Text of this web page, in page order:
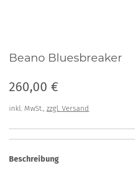
Beano Bluesbreaker
Verkaufspreis: 260,00 €
260,00 €
inkl. MwSt.,zzgl. Versand
Beschreibung